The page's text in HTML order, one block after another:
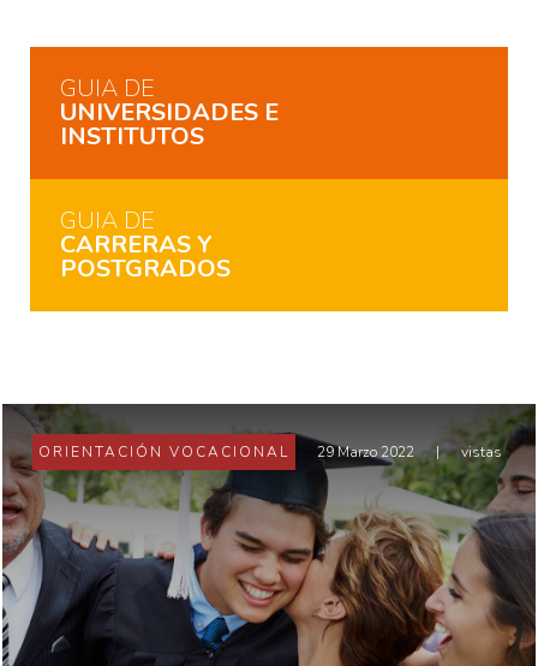
GUIA DE
UNIVERSIDADES E
INSTITUTOS
GUIA DE
CARRERAS Y
POSTGRADOS
ORIENTACIÓN VOCACIONAL 29 Marzo 2022 | vistas